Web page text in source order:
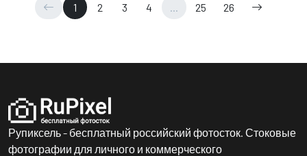
1 2 3 4 ... 25 26
Рупиксель - бесплатный российский фотосток. Стоковые
фотографии для личного и коммерческого